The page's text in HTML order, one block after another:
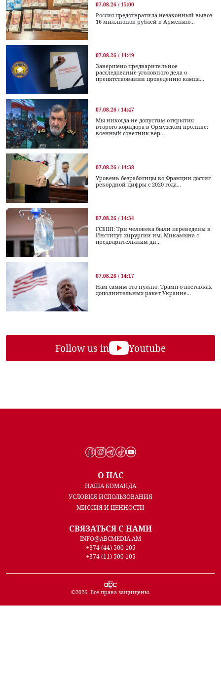
07.08.26 / 15:00
Россия предотвратила незаконный вывоз
16 миллионов рублей в Армению...
07.08.26 / 14:49
Завершено предварительное
расследование уголовного дела о
препятствовании проведению кампа...
07.08.26 / 14:47
Мы никогда не допустим открытия
второго коридора в Ормузском проливе:
военный советник вер...
07.08.26 / 14:38
Уровень безработицы во Франции достиг
рекордной цифры с 2020 года...
07.08.26 / 14:34
ГСБПП: Три человека были переведены в
Институт хирургии им. Микаэляна с
предварительным ди...
07.08.26 / 14:17
Нам самим это нужно: Трамп о поставках
дополнительных ракет Украине...
Follow us in Youtube
О НАС
НАША КОМАНДА
УСЛОВИЯ ИСПОЛЬЗОВАНИЯ
МИССИЯ И ЦЕННОСТИ
СВЯЗАТЬСЯ С НАМИ
INFO@ABCMEDIA.AM
+374 (44) 500 105
+374 (11) 500 105
©2026. Все права защищены.